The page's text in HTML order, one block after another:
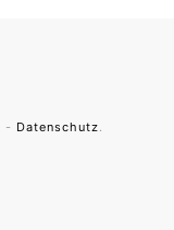
- Datenschutz.